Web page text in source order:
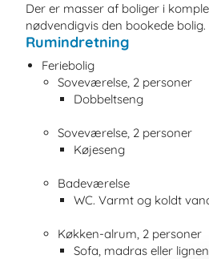
Der er masser af boliger i
nødvendigvis den bookede bolig.
Rumindretning
Feriebolig
Soveværelse, 2 personer
Dobbeltseng
Soveværelse, 2 personer
Køjeseng
Badeværelse
WC. Varmt og koldt
Køkken-alrum, 2 personer
Sofa, madras eller